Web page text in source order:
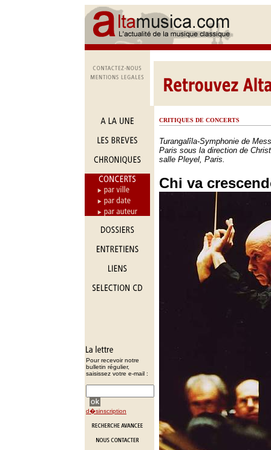
Pour recevoir notre
bulletin régulier,
saisissez votre e-mail :
d�sinscription
CRITIQUES DE CONCERTS
Turangalîla-Symphonie de
Paris sous la direction de
salle Pleyel, Paris.
Chi va